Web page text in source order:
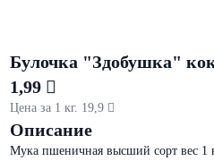
Булочка "Здобушка"
1,99 
Цена за 1 кг. 19,9 
Описание
Мука пшеничная высший сорт вес 1